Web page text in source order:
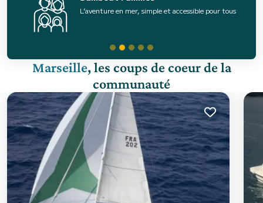
L’aventure en mer, simple et accessible pour tous
Marseille, les coups de coeur de la
communauté